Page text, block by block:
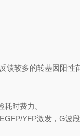
较多的转基因阳性
时费力。
YFP激发，G波